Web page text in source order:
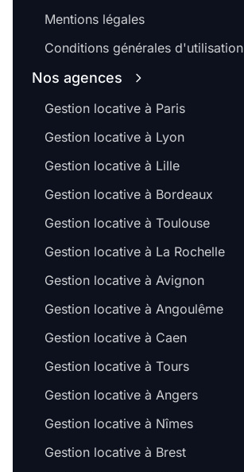
Mentions légales
Conditions générales d'utilisation
Nos agences
Gestion locative à Paris
Gestion locative à Lyon
Gestion locative à Lille
Gestion locative à Bordeaux
Gestion locative à Toulouse
Gestion locative à La Rochelle
Gestion locative à Avignon
Gestion locative à Angoulême
Gestion locative à Caen
Gestion locative à Tours
Gestion locative à Angers
Gestion locative à Nîmes
Gestion locative à Brest